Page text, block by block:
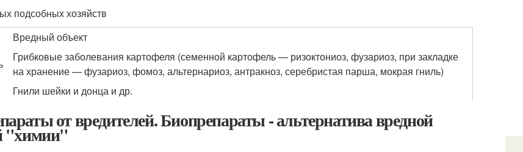
подсобных хозяйств
Вредный объект
Грибковые заболевания картофеля (семенной картофель — ризоктониоз, фузариоз, при закладке
на хранение — фузариоз, фомоз, альтернариоз, антракноз, серебристая парша, мокрая гниль)
Гнили шейки и донца и др.
от вредителей. Биопрепараты - альтернатива вредной
"химии"